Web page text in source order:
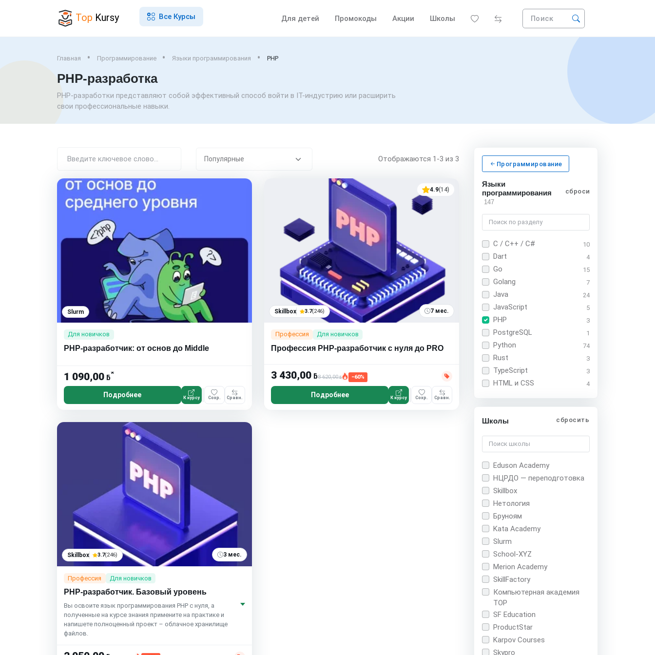
Top Kursy Все Курсы Для детей Промокоды Акции Школы Поиск
Главная Программирование Языки программирования PHP
PHP-разработка
PHP-разработки представляют собой эффективный способ войти в IT-индустрию или расширить
свои профессиональные навыки.
Отображаются 1-3 из 3
Slurm
Для новичков
PHP-разработчик: от основ до Middle
1 090,00 ƃ*
Подробнее К курсу Сохр. Сравн.
4.9(14)
Skillbox 3.7(246) 7 мес.
Профессия Для новичков
Профессия PHP-разработчик с нуля до PRO
3 430,00 ƃ8 620,00ƃ −60%
Подробнее К курсу Сохр. Сравн.
Skillbox 3.7(246) 3 мес.
Профессия Для новичков
PHP-разработчик. Базовый уровень
Вы освоите язык программирования PHP с нуля, а
полученные на курсе знания примените на практике и
напишете полноценный проект – облачное хранилище
файлов.
Программирование
Языки
программирования
147
сбросить
C / C++ / C# 10
Dart 4
Go 15
Golang 7
Java 24
JavaScript 5
PHP 3
PostgreSQL 1
Python 74
Rust 3
TypeScript 3
HTML и CSS 4
Школы сбросить
Eduson Academy
НЦРДО — переподготовка
Skillbox
Нетология
Бруноям
Kata Academy
Slurm
School-XYZ
Merion Academy
SkillFactory
Компьютерная академия
TOP
SF Education
ProductStar
Karpov Courses
Skypro